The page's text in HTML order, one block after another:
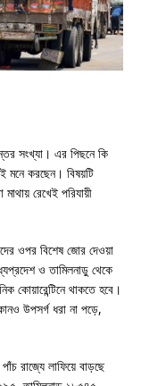
সংখ্যা। এর পিছনে কি
মনে করছেন। বিষয়টি
রেখেই পরিযায়ী
ওপর বিশেষ জোর দেওয়া
ও তামিলনাড়ু থেকে
কোয়ারেন্টিনে থাকতে হবে।
উপসর্গ ধরা না পড়ে,
রাজ্যে লাফিয়ে বাড়ছে